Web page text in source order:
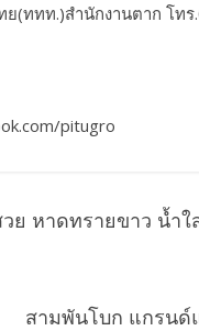
ททท.)สำนักงานตาก โท
pitugro
วย หาดทรายขาว น้ำ
สามพันโบก แกรนด์